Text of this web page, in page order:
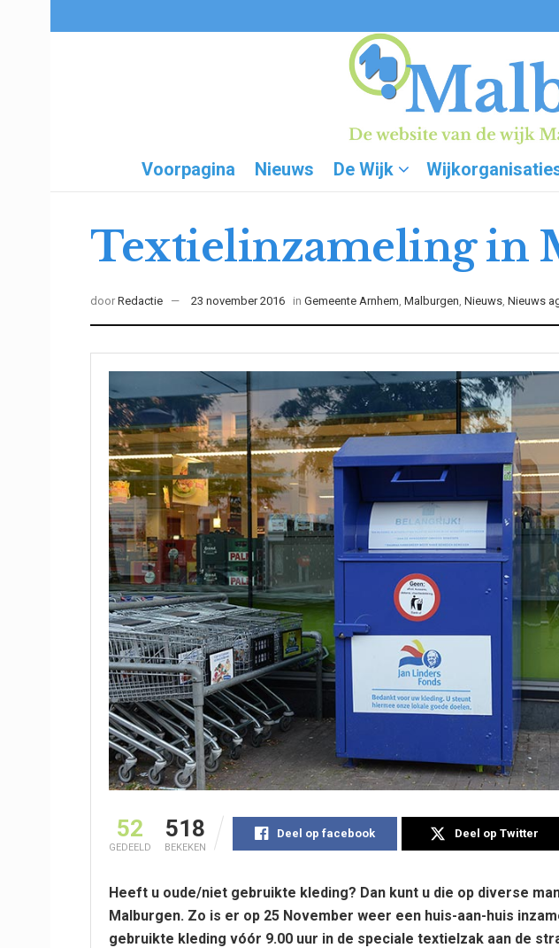
Voorpagina Nieuws De Wijk
Textielinzameling in
door Redactie 23 november 2016 in Gemeente Arnhem, Malburgen, Nieuws, Nieuws
52
GEDEELD
518
BEKEKEN
Deel op facebook Deel op Twitter
Heeft u oude/niet gebruikte kleding? Dan kunt u die op diverse
Malburgen. Zo is er op 25 November weer een huis-aan-huis
gebruikte kleding vóór 9.00 uur in de speciale textielzak aan de